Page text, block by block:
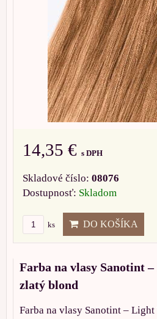
14,35 € s DPH
Skladové číslo: 08076
Dostupnosť: Skladom
ks DO KOŠÍKA
Farba na vlasy Sanotint
zlatý blond
Farba na vlasy Sanotint –